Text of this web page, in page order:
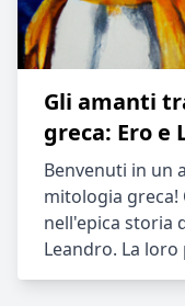
Gli amanti
greca: Ero e
Benvenuti in un
mitologia
nell'epica storia
Leandro. La